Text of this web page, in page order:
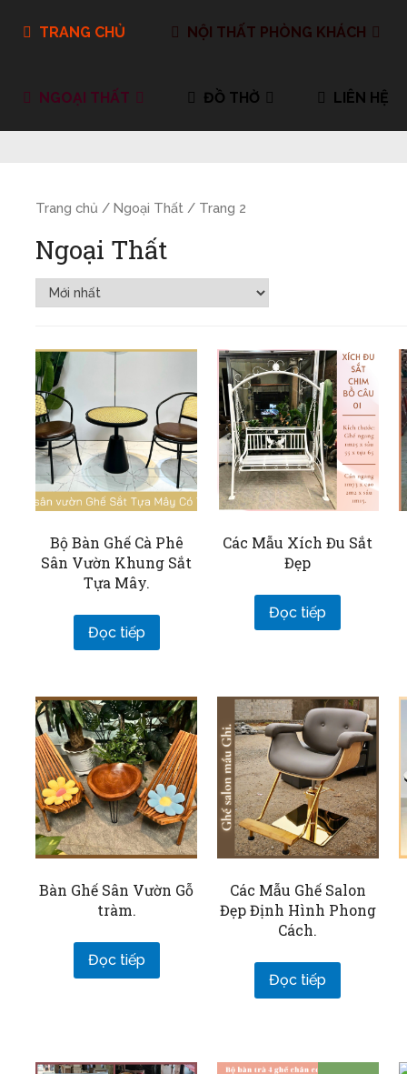
TRANG CHỦ NỘI THẤT PHÒNG KHÁCH
NGOẠI THẤT ĐỒ THỜ LIÊN HỆ
Trang chủ /Ngoại Thất / Trang 2
Ngoại Thất
Bộ Bàn Ghế Cà Phê
Sân Vườn Khung Sắt
Tựa Mây.
Đọc tiếp
Các Mẫu Xích Đu Sắt
Đẹp
Đọc tiếp
Bàn Ghế Sân Vườn Gỗ
tràm.
Đọc tiếp
Các Mẫu Ghế Salon
Đẹp Định Hình Phong
Cách.
Đọc tiếp